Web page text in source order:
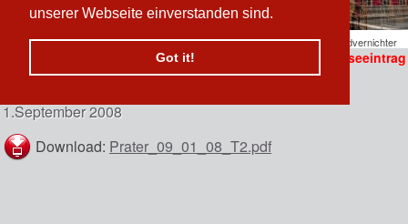
unserer Webseite einverstanden sind.
Got it!
sich vom
www.prater-archiv.at»Presse/2008/September/Politiker als Geldvernichter
Presseeintrag
1.September 2008
Download: Prater_09_01_08_T2.pdf